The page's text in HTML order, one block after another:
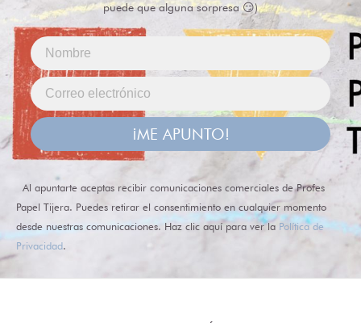
puede que alguna sorpresa 😏)
¡ME APUNTO!
Al apuntarte aceptas recibir comunicaciones comerciales de Profes
Papel Tijera. Puedes retirar el consentimiento en cualquier momento
desde nuestras comunicaciones. Haz clic aquí para ver la Política de
Privacidad.